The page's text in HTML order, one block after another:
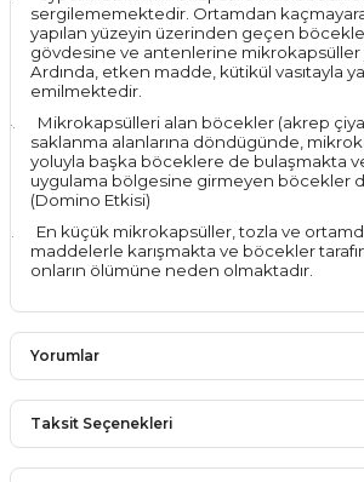
sergilememektedir. Ortamdan
yapılan yüzeyin üzerinden geçen
gövdesine ve antenlerine mikrokapsüller
Ardında, etken madde, kütikül vasıtayla
emilmektedir.
4.
Mikrokapsülleri alan böcekler (akrep
saklanma alanlarına döndügünde,
yoluyla başka böceklere de bulaşmakta
uygulama bölgesine girmeyen böcekler
(Domino Etkisi)
En küçük mikrokapsüller, tozla ve
maddelerle karışmakta ve böcekler
onların ölümüne neden olmaktadır.
Yorumlar
Taksit Seçenekleri